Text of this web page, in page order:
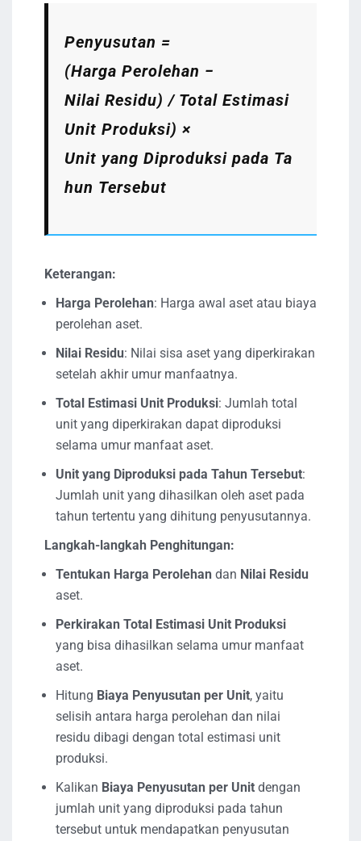
Penyusutan =
(Harga Perolehan −
Nilai Residu​) / Total Estimasi
Unit Produksi) ×
Unit yang Diproduksi pada Ta
hun Tersebut
Keterangan:
Harga Perolehan: Harga awal aset atau biaya
perolehan aset.
Nilai Residu: Nilai sisa aset yang diperkirakan
setelah akhir umur manfaatnya.
Total Estimasi Unit Produksi: Jumlah total
unit yang diperkirakan dapat diproduksi
selama umur manfaat aset.
Unit yang Diproduksi pada Tahun Tersebut:
Jumlah unit yang dihasilkan oleh aset pada
tahun tertentu yang dihitung penyusutannya.
Langkah-langkah Penghitungan:
Tentukan Harga Perolehan dan Nilai Residu
aset.
Perkirakan Total Estimasi Unit Produksi
yang bisa dihasilkan selama umur manfaat
aset.
Hitung Biaya Penyusutan per Unit, yaitu
selisih antara harga perolehan dan nilai
residu dibagi dengan total estimasi unit
produksi.
Kalikan Biaya Penyusutan per Unit dengan
jumlah unit yang diproduksi pada tahun
tersebut untuk mendapatkan penyusutan